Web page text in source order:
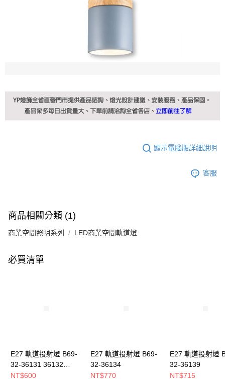
顯示電腦版詳細說明
客服
商品相關分類 (1)
商業空間照明系列 LED商業空間軌道燈
必買清單
E27 軌道投射燈 B69-
32-36131 36132
36133
NT$600
E27 軌道投射燈 B69-
32-36134
NT$770
E27 軌道投射燈
32-36139
NT$715